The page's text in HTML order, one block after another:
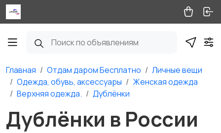
Главная Отдам даром Бесплатно
Личные вещи
Одежда, обувь, аксессуары
Женская одежда
Верхняя одежда.
Дублёнки
Дублёнки в России